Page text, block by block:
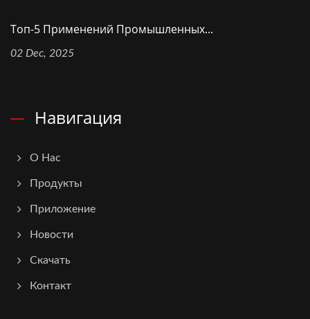
Топ-5 Применений Промышленных...
02 Dec, 2025
Навигация
О Нас
Продукты
Приложение
Новости
Скачать
Контакт